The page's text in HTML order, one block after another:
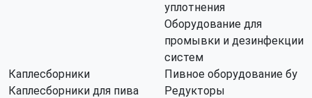
уплотнения
Оборудование для
промывки и дезинфекции
систем
Каплесборники
Каплесборники для пива
Пивное оборудование бу
Редукторы